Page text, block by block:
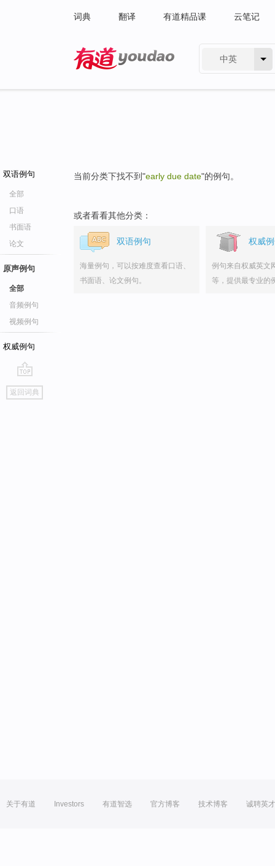
词典 翻译 有道精品课 云笔记
中英
双语例句
全部
口语
书面语
论文
原声例句
全部
音频例句
视频例句
权威例句
go
top
返回词典
当前分类下找不到"early due date"的例句。
或者看看其他分类：
双语例句
海量例句，可以按难度查看口语、
书面语、论文例句。
权威
例句来自权威英文
等，提供最专业的
关于有道 Investors 有道智选 官方博客 技术博客 诚聘英才